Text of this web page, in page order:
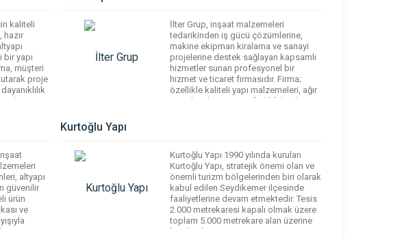
kaliteli
hazır
yapı
müşteri
proje
ve
şekilde
hem
İlter Grup, inşaat malzemeleri
tedarikinden iş gücü çözümlerine,
makine ekipman kiralama ve sanayi
projelerine destek sağlayan kapsamlı
hizmetler sunan profesyonel bir
hizmet ve ticaret firmasıdır. Firma;
özellikle kaliteli yapı malzemeleri, ağır
iş makineleri, vinç ve forklift kiralama,
ürün […]
altyapı
güvenilir
ürün
ve
Kurtoğlu Yapı
Kurtoğlu Yapı 1990 yılında kurulan
Kurtoğlu Yapı, stratejik önemi olan ve
önemli turizm bölgelerinden biri olarak
kabul edilen Seydikemer ilçesinde
faaliyetlerine devam etmektedir. Tesis
2.000 metrekaresi kapalı olmak üzere
toplam 5.000 metrekare alan üzerine
kurulu olup, inşaat ve yapı